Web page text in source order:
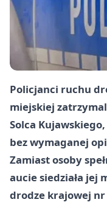
Policjanci ruchu
miejskiej
Solca
bez wymaganej
Zamiast osoby
aucie siedziała jej
drodze krajowej nr